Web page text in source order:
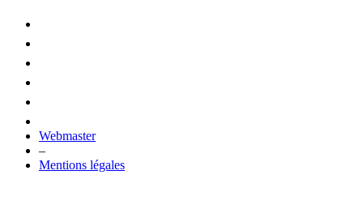
Webmaster
–
Mentions légales